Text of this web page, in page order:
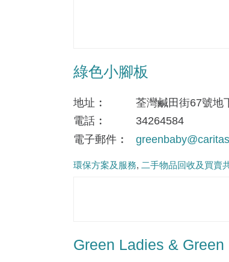
綠色小腳板
地址
荃灣鹹田街67號地
電話
34264584
電子郵件
環保方案及服務 二手物品回收及買賣
Green Ladies &